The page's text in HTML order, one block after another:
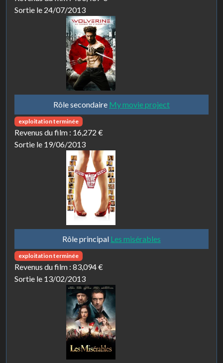
Sortie le 24/07/2013
Rôle secondaire My movie project
exploitation terminée
Revenus du film : 16,272 €
Sortie le 19/06/2013
Rôle principal Les misérables
exploitation terminée
Revenus du film : 83,094 €
Sortie le 13/02/2013